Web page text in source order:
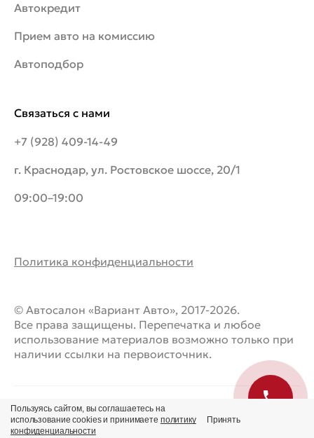
Связаться с нами
+7 (928) 409-14-49
г. Краснодар, ул. Ростовское шоссе, 20/1
09:00–19:00
Автокредит
Прием авто на комиссию
Автоподбор
Политика конфиденциальности
© Автосалон «Вариант Авто», 2017-2026.
Все права защищены. Перепечатка и любое
использование материалов возможно только при
наличии ссылки на первоисточник.
Пользуясь сайтом, вы соглашаетесь на
использование cookies и принимаете политику
конфиденциальности
Принять